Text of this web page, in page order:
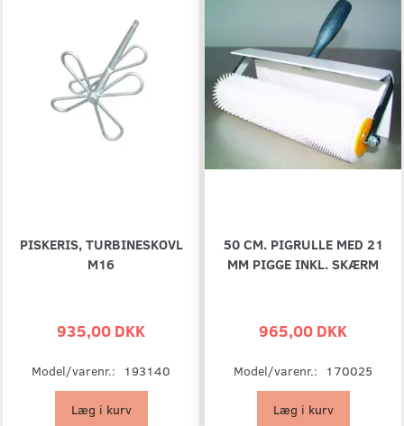
PISKERIS, TURBINESKOVL
M16
935,00 DKK
Model/varenr.: 193140
Læg i kurv
50 CM. PIGRULLE MED 21
MM PIGGE INKL. SKÆRM
965,00 DKK
Model/varenr.: 170025
Læg i kurv